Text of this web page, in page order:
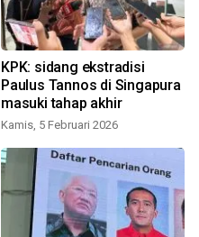
KPK: sidang ekstradisi
Paulus Tannos di Singapura
masuki tahap akhir
Kamis, 5 Februari 2026